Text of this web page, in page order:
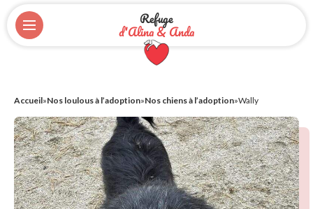
Refuge
d'Alina & Anda
Accueil»Nos loulous à l’adoption»Nos chiens à l’adoption»Wally